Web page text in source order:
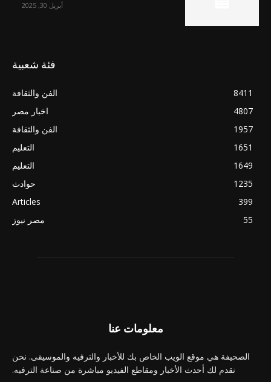
أبريل 30, 2025
فئة شعبية
الفن والثقافة
8411
اخبار مصر
4807
الفن والثقافة
1957
التعليم
1651
التعليم
1649
حوادث
1235
Articles
399
مصر نيوز
55
معلومات عنا
الصحيفة هي موقع الويب الخاص بك للأخبار والترفيه والموسيقى. نحن
نقدم لك أحدث الأخبار ومقاطع الفيديو مباشرة من صناعة الترفيه.